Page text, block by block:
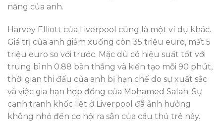
năng của anh.
Harvey Elliott của Liverpool cũng là một ví dụ khác.
Giá trị của anh giảm xuống còn 35 triệu euro, mất 5
triệu euro so với trước. Mặc dù có hiệu suất tốt với
trung bình 0.88 bàn thắng và kiến tạo mỗi 90 phút,
thời gian thi đấu của anh bị hạn chế do sự xuất sắc
và việc gia hạn hợp đồng của Mohamed Salah. Sự
cạnh tranh khốc liệt ở Liverpool đã ảnh hưởng
không nhỏ đến cơ hội ra sân của cầu thủ trẻ này.